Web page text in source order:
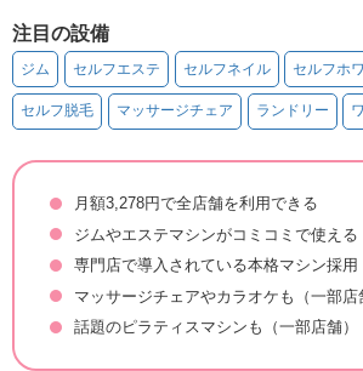
注目の設備
ジム セルフエステ セルフネイル セルフホ
セルフ脱毛 マッサージチェア ランドリー
月額3,278円で全店舗を利用できる
ジムやエステマシンがコミコミで使える
専門店で導入されている本格マシン採用
マッサージチェアやカラオケも（一部店
話題のピラティスマシンも（一部店舗）